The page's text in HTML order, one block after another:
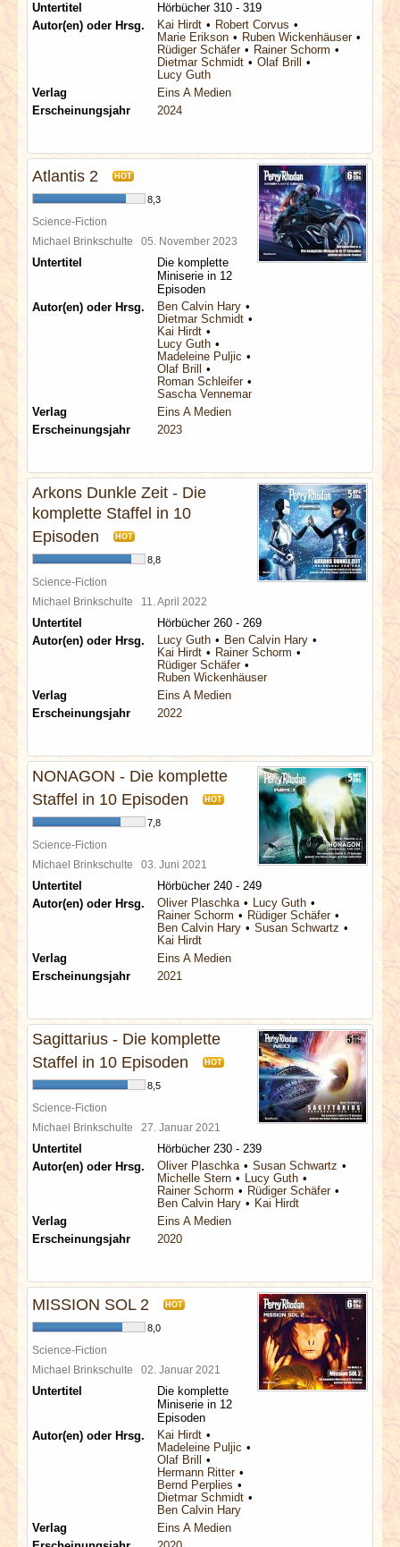
Untertitel
Hörbücher 310 - 319
Autor(en) oder Hrsg.
Kai Hirdt
Robert Corvus
Marie Erikson
Ruben Wickenhäuser
Rüdiger Schäfer
Rainer Schorm
Dietmar Schmidt
Olaf Brill
Lucy Guth
Verlag
Eins A Medien
Erscheinungsjahr
2024
Atlantis 2 HOT
8,3
Science-Fiction
Michael Brinkschulte 05. November 2023
Untertitel
Die komplette
Miniserie in 12
Episoden
Autor(en) oder Hrsg.
Ben Calvin Hary
Dietmar Schmidt
Kai Hirdt
Lucy Guth
Madeleine Puljic
Olaf Brill
Roman Schleifer
Sascha Vennemann
Verlag
Eins A Medien
Erscheinungsjahr
2023
Arkons Dunkle Zeit - Die
komplette Staffel in 10
Episoden
HOT
8,8
Science-Fiction
Michael Brinkschulte 11. April 2022
Untertitel
Hörbücher 260 - 269
Autor(en) oder Hrsg.
Lucy Guth
Ben Calvin Hary
Kai Hirdt
Rainer Schorm
Rüdiger Schäfer
Ruben Wickenhäuser
Verlag
Eins A Medien
Erscheinungsjahr
2022
NONAGON - Die komplette
Staffel in 10 Episoden
HOT
7,8
Science-Fiction
Michael Brinkschulte 03. Juni 2021
Untertitel
Hörbücher 240 - 249
Autor(en) oder Hrsg.
Oliver Plaschka
Lucy Guth
Rainer Schorm
Rüdiger Schäfer
Ben Calvin Hary
Susan Schwartz
Kai Hirdt
Verlag
Eins A Medien
Erscheinungsjahr
2021
Sagittarius - Die komplette
Staffel in 10 Episoden
HOT
8,5
Science-Fiction
Michael Brinkschulte 27. Januar 2021
Untertitel
Hörbücher 230 - 239
Autor(en) oder Hrsg.
Oliver Plaschka
Susan Schwartz
Michelle Stern
Lucy Guth
Rainer Schorm
Rüdiger Schäfer
Ben Calvin Hary
Kai Hirdt
Verlag
Eins A Medien
Erscheinungsjahr
2020
MISSION SOL 2 HOT
8,0
Science-Fiction
Michael Brinkschulte 02. Januar 2021
Untertitel
Die komplette
Miniserie in 12
Episoden
Autor(en) oder Hrsg.
Kai Hirdt
Madeleine Puljic
Olaf Brill
Hermann Ritter
Bernd Perplies
Dietmar Schmidt
Ben Calvin Hary
Verlag
Eins A Medien